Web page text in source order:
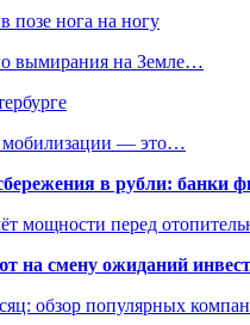
позе нога на ногу
вымирания на Земле…
мобилизации — это…
в рубли: банки
мощности перед
на смену ожиданий
обзор популярных